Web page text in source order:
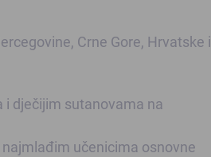
Crne Gore, Hrvatske i
i dječijim sutanovama na
najmlađim učenicima osnovne